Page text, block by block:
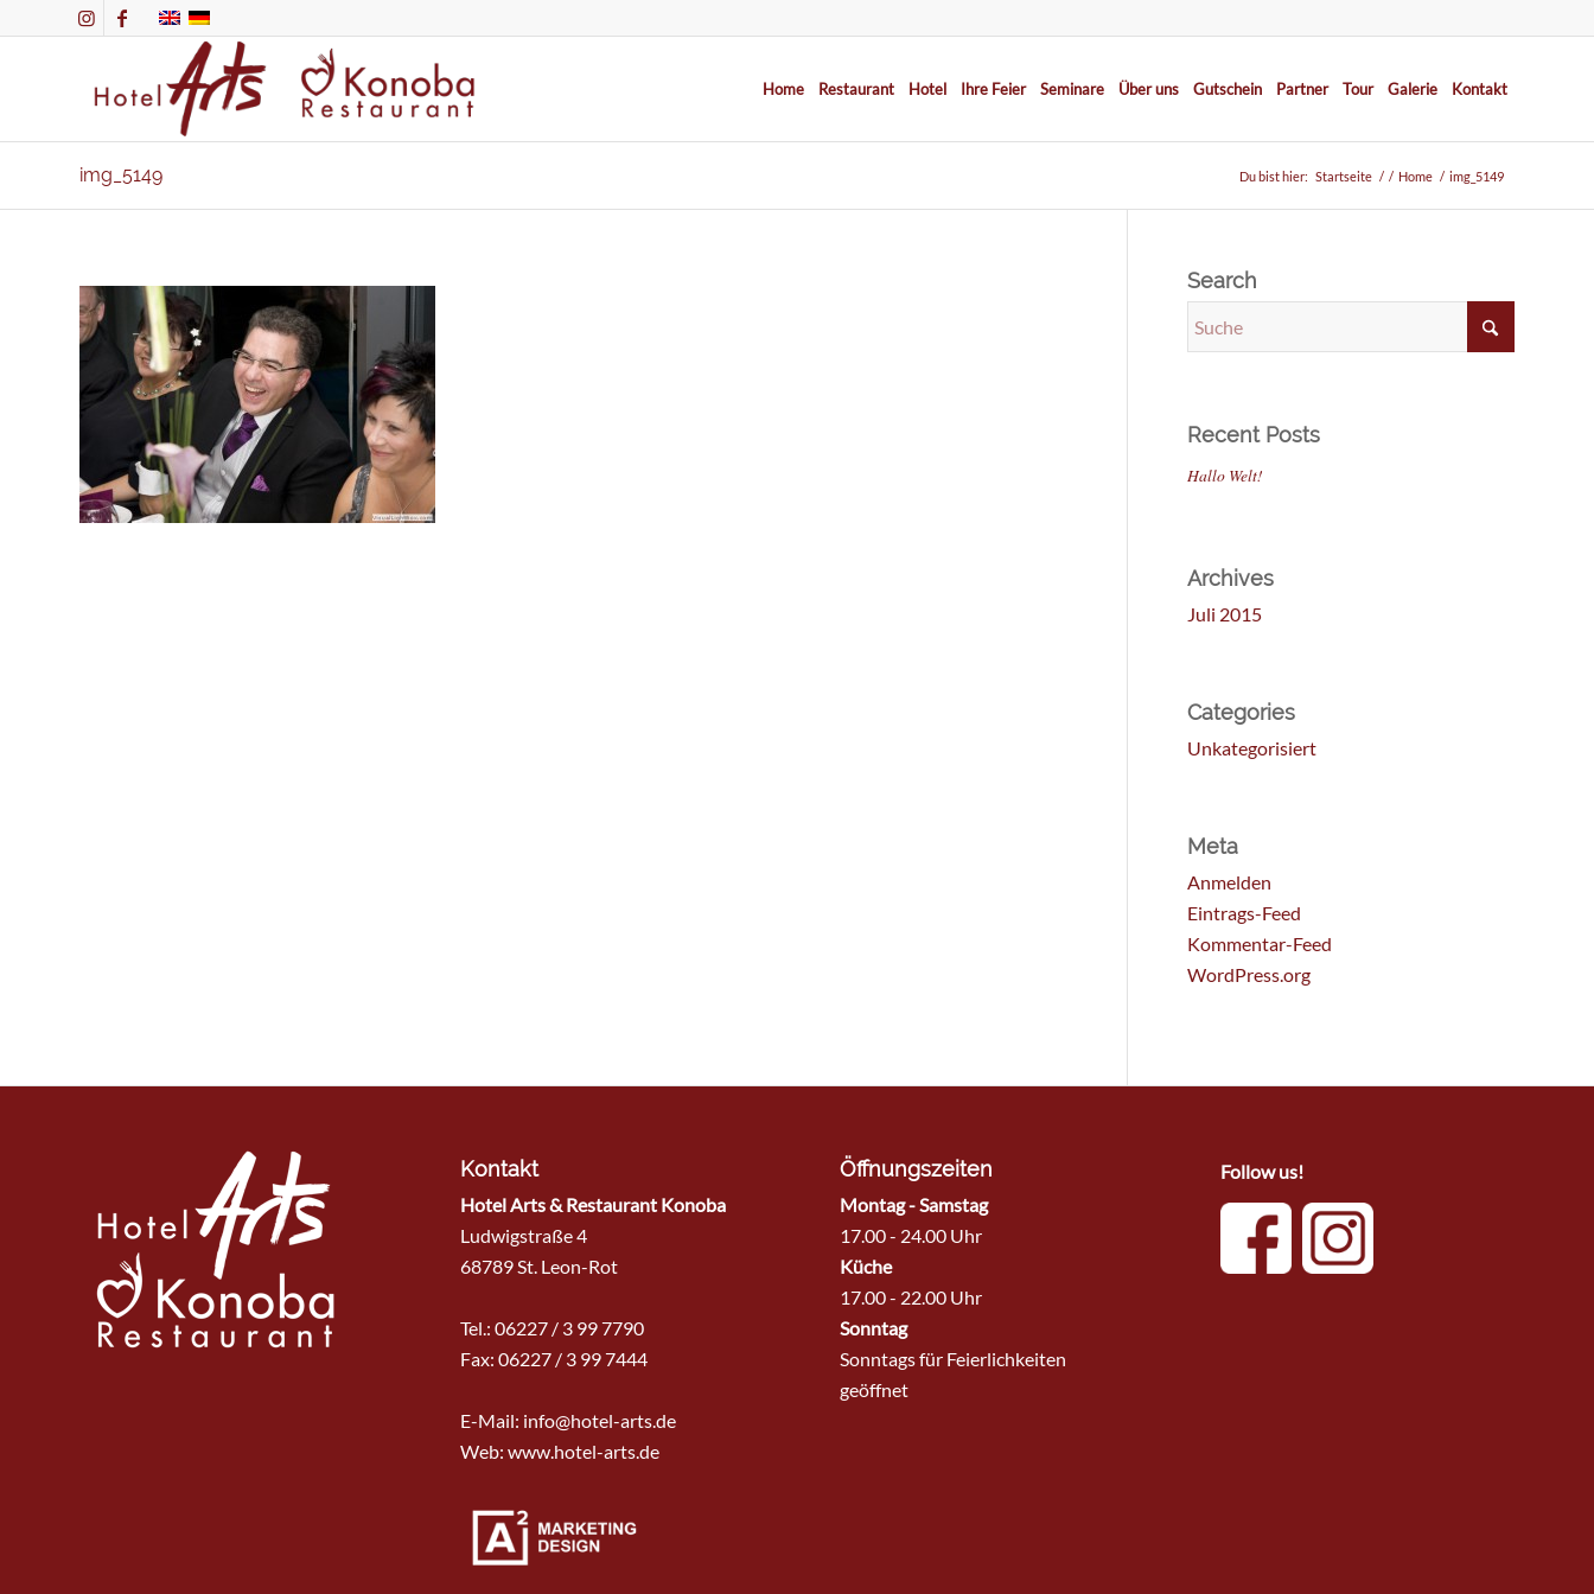
Home Restaurant Hotel Ihre Feier Seminare Über uns Gutschein Partner Tour Galerie Kontakt
img_5149 Du bist hier: Startseite / / Home / img_5149
Search
Recent Posts
Hallo Welt!
Archives
Juli 2015
Categories
Unkategorisiert
Meta
Anmelden
Eintrags-Feed
Kommentar-Feed
WordPress.org
Kontakt
Hotel Arts & Restaurant Konoba
Ludwigstraße 4
68789 St. Leon-Rot
Tel.: 06227 / 3 99 7790
Fax: 06227 / 3 99 7444
E-Mail: info@hotel-arts.de
Web: www.hotel-arts.de
Öffnungszeiten
Montag - Samstag
17.00 - 24.00 Uhr
Küche
17.00 - 22.00 Uhr
Sonntag
Sonntags für Feierlichkeiten
geöffnet
Follow us!